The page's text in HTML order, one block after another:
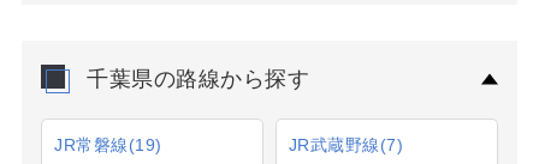
千葉県の路線から探す
JR常磐線(19) JR武蔵野線(7)